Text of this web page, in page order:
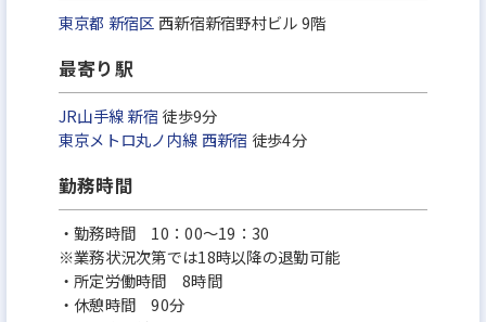
東京都 新宿区 西新宿新宿野村ビル 9階
最寄り駅
JR山手線新宿 徒歩9分
東京メトロ丸ノ内線西新宿 徒歩4分
勤務時間
・勤務時間 10：00～19：30
※業務状況次第では18時以降の退勤可能
・所定労働時間 8時間
・休憩時間 90分